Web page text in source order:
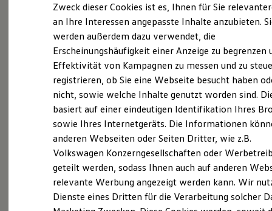
Laden
Laden unterwegs
Laden Zuhause
Ladezeitensimulator
Batterie
Sicherheit
Garantie und Lebensdauer
Nachhaltigkeit
Technologie
Kosten und Kauf
Verbrauchskosten
Kaufoptionen
E-Auto-Förderung
Software und Konnektivität
Die ID. Software 6
ID. Software Versionen und Updates
Digitale Extras
Schnittstellen zu Ihrem ID.
Fahrzeugangebot anfordern
Servicetermin buchen
Serviceanfrage stellen
Zweck dieser Cookies ist es, Ihnen für Sie
an Ihre Interessen angepasste Inhalte anzubieten.
werden außerdem dazu verwendet, die
Erscheinungshäufigkeit einer Anzeige zu begrenzen
Effektivität von Kampagnen zu messen und zu
registrieren, ob Sie eine Webseite besucht haben
nicht, sowie welche Inhalte genutzt worden sind.
basiert auf einer eindeutigen Identifikation Ihres
sowie Ihres Internetgeräts. Die Informationen
anderen Webseiten oder Seiten Dritter, wie z.B.
Volkswagen Konzerngesellschaften oder
geteilt werden, sodass Ihnen auch auf anderen
relevante Werbung angezeigt werden kann. Wir
Dienste eines Dritten für die Verarbeitung solcher